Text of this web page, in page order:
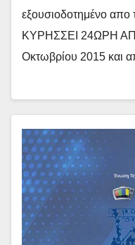
εξουσιοδοτημένο απο
ΚΥΡΗΣΣΕΙ 24ΩΡΗ
Οκτωβρίου 2015 και